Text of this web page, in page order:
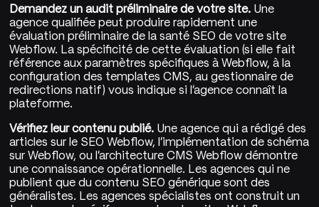
Demandez un audit préliminaire de votre site. Une
agence qualifiée peut produire rapidement une
évaluation préliminaire de la santé SEO de votre site
Webflow. La spécificité de cette évaluation (si elle fait
référence aux paramètres spécifiques à Webflow, à la
configuration des templates CMS, au gestionnaire de
redirections natif) vous indique si l'agence connaît la
plateforme.
Vérifiez leur contenu publié. Une agence qui a rédigé des
articles sur le SEO Webflow, l'implémentation de schéma
sur Webflow, ou l'architecture CMS Webflow démontre
une connaissance opérationnelle. Les agences qui ne
publient que du contenu SEO générique sont des
généralistes. Les agences spécialistes ont construit un